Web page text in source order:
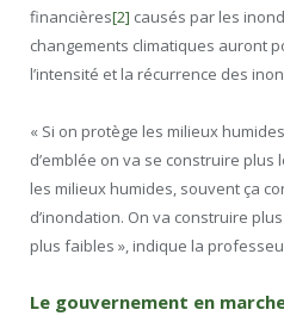
financières[2] causés par les
changements climatiques auront
l’intensité et la récurrence des
« Si on protège les milieux
d’emblée on va se construire
les milieux humides, souvent ça
d’inondation. On va construire
plus faibles », indique la
Le gouvernement en